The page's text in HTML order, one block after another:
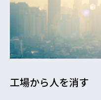
工場から人を消す